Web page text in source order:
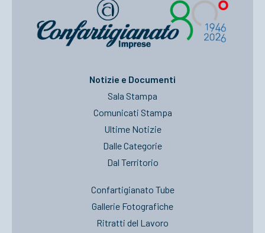
Notizie e Documenti
Sala Stampa
Comunicati Stampa
Ultime Notizie
Dalle Categorie
Dal Territorio
Confartigianato Tube
Gallerie Fotografiche
Ritratti del Lavoro